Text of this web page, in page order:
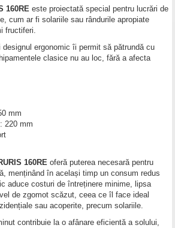
160RE este proiectată special pentru lucrări de
cum ar fi solariile sau rândurile apropiate
fructiferi.
ergonomic îi permit să pătrundă cu
clasice nu au loc, fără a afecta
mm
220 mm
160RE oferă puterea necesară pentru
menținând în același timp un consum redus
aduce costuri de întreținere minime, lipsa
de zgomot scăzut, ceea ce îl face ideal
sau acoperite, precum solariile.
contribuie la o afânare eficientă a solului,